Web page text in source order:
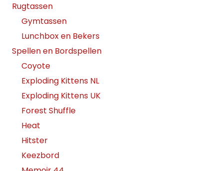
Rugtassen
Gymtassen
Lunchbox en Bekers
Spellen en Bordspellen
Coyote
Exploding Kittens NL
Exploding Kittens UK
Forest Shuffle
Heat
Hitster
Keezbord